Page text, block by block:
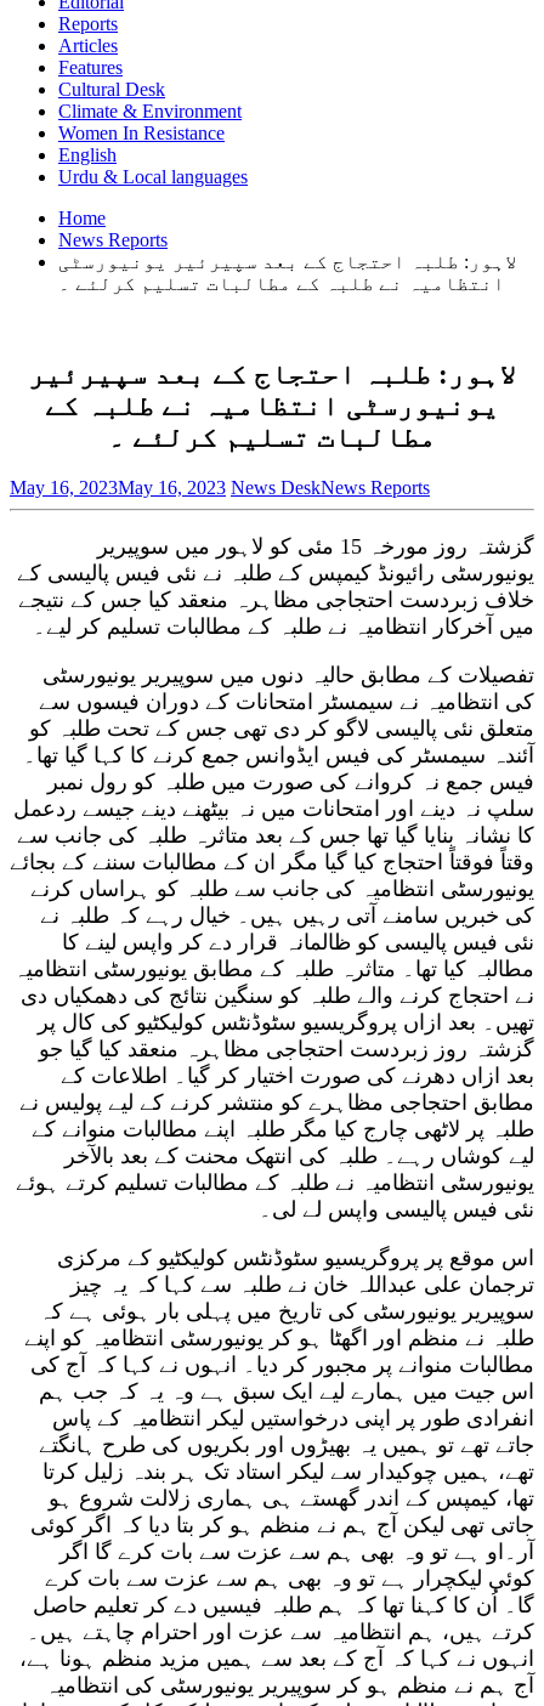
Reports
Articles
Features
Cultural Desk
Climate & Environment
Women In Resistance
English
Urdu & Local languages
Home
News Reports
لاہور: طلبہ احتجاج کے بعد سپیرئیر یونیورسٹی
انتظامیہ نے طلبہ کے مطالبات تسلیم کرلئے ۔
لاہور: طلبہ احتجاج کے بعد سپیرئیر
یونیورسٹی انتظامیہ نے طلبہ کے
مطالبات تسلیم کرلئے ۔
May 16, 2023May 16, 2023 News DeskNews Reports
گزشتہ روز مورخہ 15 مئی کو لاہور میں سوپیریر
یونیورسٹی رائیونڈ کیمپس کے طلبہ نے نئی فیس پالیسی کے
خلاف زبردست احتجاجی مظاہرہ منعقد کیا جس کے نتیجے
میں آخرکار انتظامیہ نے طلبہ کے مطالبات تسلیم کر لیے۔
تفصیلات کے مطابق حالیہ دنوں میں سوپیریر یونیورسٹی
کی انتظامیہ نے سیمسٹر امتحانات کے دوران فیسوں سے
متعلق نئی پالیسی لاگو کر دی تھی جس کے تحت طلبہ کو
آئندہ سیمسٹر کی فیس ایڈوانس جمع کرنے کا کہا گیا تھا۔
فیس جمع نہ کروانے کی صورت میں طلبہ کو رول نمبر
سلپ نہ دینے اور امتحانات میں نہ بیٹھنے دینے جیسے ردعمل
کا نشانہ بنایا گیا تھا جس کے بعد متاثرہ طلبہ کی جانب سے
وقتاً فوقتاً احتجاج کیا گیا مگر ان کے مطالبات سننے کے بجائے
یونیورسٹی انتظامیہ کی جانب سے طلبہ کو ہراساں کرنے
کی خبریں سامنے آتی رہیں ہیں۔ خیال رہے کہ طلبہ نے
نئی فیس پالیسی کو ظالمانہ قرار دے کر واپس لینے کا
مطالبہ کیا تھا۔ متاثرہ طلبہ کے مطابق یونیورسٹی انتظامیہ
نے احتجاج کرنے والے طلبہ کو سنگین نتائج کی دھمکیاں دی
تھیں۔ بعد ازاں پروگریسیو سٹوڈنٹس کولیکٹیو کی کال پر
گزشتہ روز زبردست احتجاجی مظاہرہ منعقد کیا گیا جو
بعد ازاں دھرنے کی صورت اختیار کر گیا۔ اطلاعات کے
مطابق احتجاجی مظاہرے کو منتشر کرنے کے لیے پولیس نے
طلبہ پر لاٹھی چارج کیا مگر طلبہ اپنے مطالبات منوانے کے
لیے کوشاں رہے۔ طلبہ کی انتھک محنت کے بعد بالآخر
یونیورسٹی انتظامیہ نے طلبہ کے مطالبات تسلیم کرتے ہوئے
نئی فیس پالیسی واپس لے لی۔
اس موقع پر پروگریسیو سٹوڈنٹس کولیکٹیو کے مرکزی
ترجمان علی عبداللہ خان نے طلبہ سے کہا کہ یہ چیز
سوپیریر یونیورسٹی کی تاریخ میں پہلی بار ہوئی ہے کہ
طلبہ نے منظم اور اگھٹا ہو کر یونیورسٹی انتظامیہ کو اپنے
مطالبات منوانے پر مجبور کر دیا۔ انہوں نے کہا کہ آج کی
اس جیت میں ہمارے لیے ایک سبق ہے وہ یہ کہ جب ہم
انفرادی طور پر اپنی درخواستیں لیکر انتظامیہ کے پاس
جاتے تھے تو ہمیں یہ بھیڑوں اور بکریوں کی طرح ہانگتے
تھے، ہمیں چوکیدار سے لیکر استاد تک ہر بندہ زلیل کرتا
تھا، کیمپس کے اندر گھستے ہی ہماری زلالت شروع ہو
جاتی تھی لیکن آج ہم نے منظم ہو کر بتا دیا کہ اگر کوئی
آر۔او ہے تو وہ بھی ہم سے عزت سے بات کرے گا اگر
کوئی لیکچرار ہے تو وہ بھی ہم سے عزت سے بات کرے
گا۔ اُن کا کہنا تھا کہ ہم طلبہ فیسیں دے کر تعلیم حاصل
کرتے ہیں، ہم انتظامیہ سے عزت اور احترام چاہتے ہیں۔
انہوں نے کہا کہ آج کے بعد سے ہمیں مزید منظم ہونا ہے،
آج ہم نے منظم ہو کر سوپیریر یونیورسٹی کی انتظامیہ